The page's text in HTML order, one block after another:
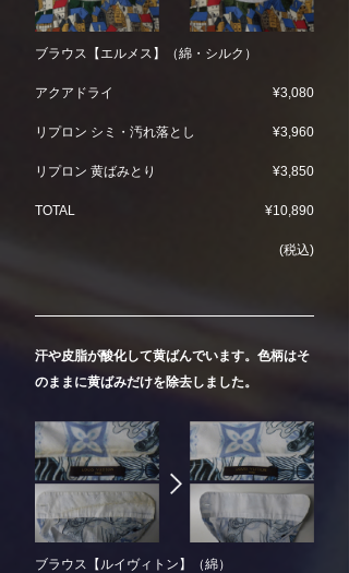
ブラウス【エルメス】（綿・シルク）
アクアドライ ¥3,080
リプロン シミ・汚れ落とし ¥3,960
リプロン 黄ばみとり ¥3,850
TOTAL ¥10,890
(税込)
汗や皮脂が酸化して黄ばんでいます。色柄はそ
のままに黄ばみだけを除去しました。
ブラウス【ルイヴィトン】（綿）